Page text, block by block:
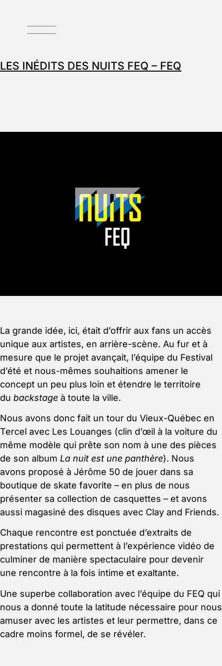
LES INÉDITS DES NUITS FEQ – FEQ
La grande idée, ici, était d’offrir aux fans un accès
unique aux artistes, en arrière-scène. Au fur et à
mesure que le projet avançait, l’équipe du Festival
d’été et nous-mêmes souhaitions amener le
concept un peu plus loin et étendre le territoire
du backstage à toute la ville.
Nous avons donc fait un tour du Vieux-Québec en
Tercel avec Les Louanges (clin d’œil à la voiture du
même modèle qui prête son nom à une des pièces
de son album La nuit est une panthère). Nous
avons proposé à Jérôme 50 de jouer dans sa
boutique de skate favorite – en plus de nous
présenter sa collection de casquettes – et avons
aussi magasiné des disques avec Clay and Friends.
Chaque rencontre est ponctuée d’extraits de
prestations qui permettent à l’expérience vidéo de
culminer de manière spectaculaire pour devenir
une rencontre à la fois intime et exaltante.
Une superbe collaboration avec l’équipe du FEQ qui
nous a donné toute la latitude nécessaire pour nous
amuser avec les artistes et leur permettre, dans ce
cadre moins formel, de se révéler.